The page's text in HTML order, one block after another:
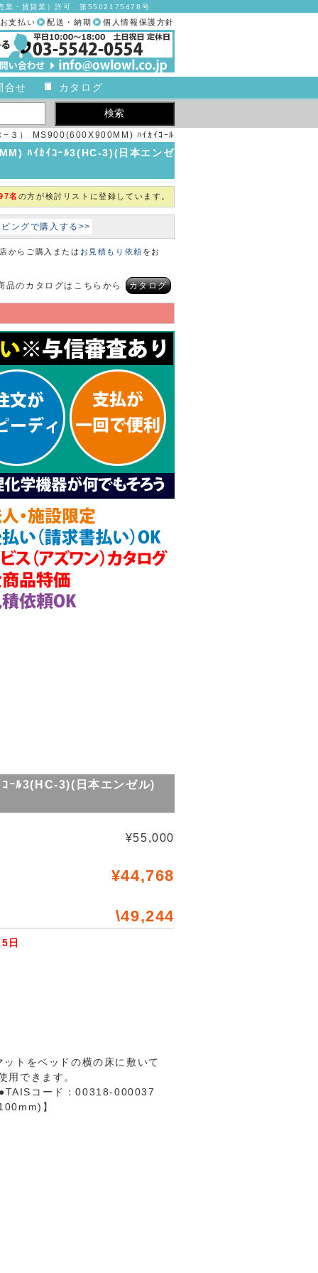
業・賃貸業）許可 第5502175478号
個人情報保護方針
配送・納期
お支払い
合せ カタログ
３） MS900(600X900MM) ﾊｲｶｲｺｰﾙ
【1組単位】【2019年カタログ商品】
ﾊｲｶｲｺｰﾙ3(HC-3)(日本エンゼ
名 の方が検討リストに登録しています。
ングで購入する>>
からご購入または お見積もり依頼 をお
品のカタログはこちらから カタログ
ｰﾙ3(HC-3)(日本エンゼル)
¥55,000
¥44,768
\49,244
日
トをベッドの横の床に敷いて
用できます。
コード：00318-000037
】